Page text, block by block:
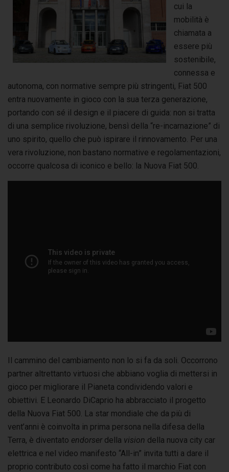
cui la
mobilità è
chiamata a
essere più
sostenibile,
connessa e
autonoma, con normative sempre più stringenti, Fiat 500
entra nuovamente in gioco con la sua terza generazione,
portando con sé il design e il piacere di guida: non si tratta
di una semplice rivoluzione, bensì della “re-incarnazione” di
uno spirito, quello che può ispirare il rinnovamento. Per una
vera rivoluzione, non bastano normative e regolamentazioni,
occorre qualcosa di iconico e bello: la Nuova Fiat 500.
Il cammino del cambiamento non lo si fa da soli. Occorrono
partner altrettanto virtuosi che abbiano voglia di mettersi in
gioco per migliorare il Pianeta condividendo valori e
obiettivi. E Leonardo DiCaprio ha abbracciato il progetto
della Nuova Fiat 500. La star mondiale che da più di
vent’anni è coinvolta in prima persona nella difesa della
Terra, è diventato endorser della vision della nuova city car
elettrica e nel video manifesto “All-in” invita tutti a dare il
proprio contributo così come ha fatto il marchio Fiat con